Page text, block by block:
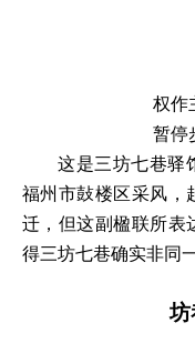
权作
暂停
这是三坊七巷驿
福州市鼔楼区采风，
迁，但这副楹联所表
得三坊七巷确实非同
坊